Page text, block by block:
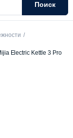
Поиск
Electric Kettle 3 Pro